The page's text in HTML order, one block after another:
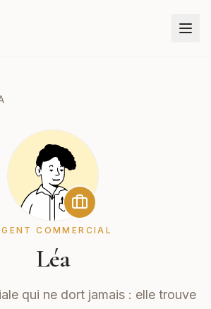
COMMERCIAL
Léa
qui ne dort jamais : elle trouve